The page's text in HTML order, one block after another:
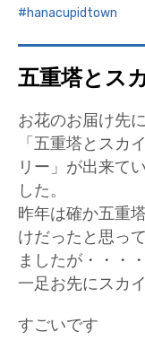
hanacupidtown
五重塔とス
お花のお届け先に
「五重塔とスカ
リー」が出来て
した。
昨年は確か五重
けだったと思っ
ましたが・・・・
一足お先にスカ
すごいです